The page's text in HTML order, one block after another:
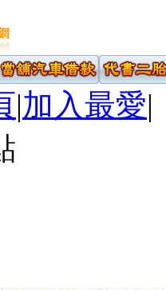
|加入最愛|